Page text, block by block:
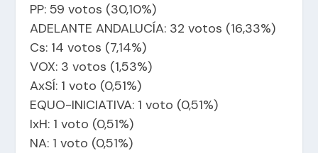
PP: 59 votos (30,10%)
ADELANTE ANDALUCÍA: 32 votos (16,33%)
Cs: 14 votos (7,14%)
VOX: 3 votos (1,53%)
AxSÍ: 1 voto (0,51%)
EQUO-INICIATIVA: 1 voto (0,51%)
IxH: 1 voto (0,51%)
NA: 1 voto (0,51%)